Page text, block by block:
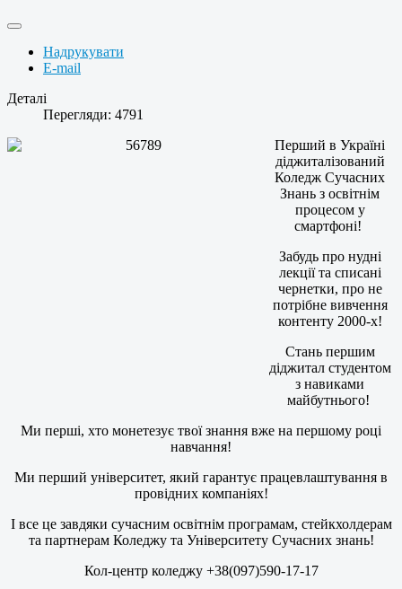
Надрукувати
E-mail
Деталі
Перегляди: 4791
Перший в Україні
діджиталізований
Коледж Сучасних
Знань з освітнім
процесом у
смартфоні!
Забудь про нудні
лекції та списані
чернетки, про не
потрібне вивчення
контенту 2000-х!
Стань першим
діджитал студентом
з навиками
майбутнього!
Ми перші, хто монетезує твої знання вже на першому році
навчання!
Ми перший університет, який гарантує працевлаштування в
провідних компаніях!
І все це завдяки сучасним освітнім програмам, стейкхолдерам
та партнерам Коледжу та Університету Сучасних знань!
Кол-центр коледжу +38(097)590-17-17